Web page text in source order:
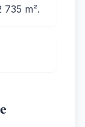
m².